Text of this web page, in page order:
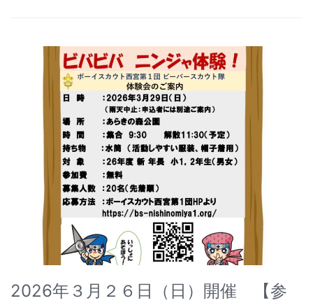
2026年３月２６日（日）開催 【参